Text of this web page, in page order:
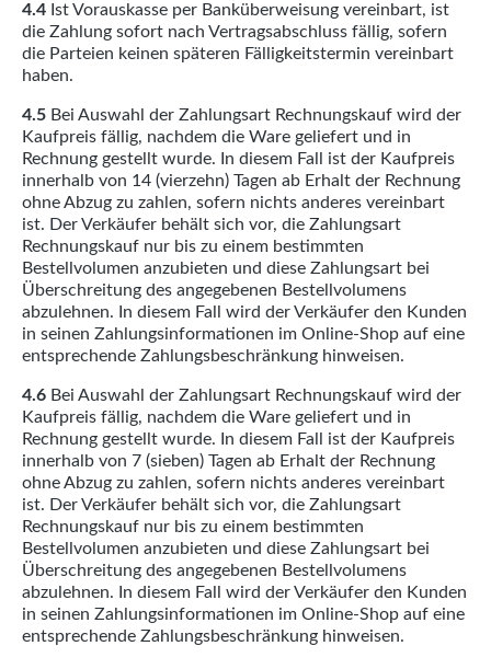
4.4 Ist Vorauskasse per Banküberweisung vereinbart, ist
die Zahlung sofort nach Vertragsabschluss fällig, sofern
die Parteien keinen späteren Fälligkeitstermin vereinbart
haben.
4.5 Bei Auswahl der Zahlungsart Rechnungskauf wird der
Kaufpreis fällig, nachdem die Ware geliefert und in
Rechnung gestellt wurde. In diesem Fall ist der Kaufpreis
innerhalb von 14 (vierzehn) Tagen ab Erhalt der Rechnung
ohne Abzug zu zahlen, sofern nichts anderes vereinbart
ist. Der Verkäufer behält sich vor, die Zahlungsart
Rechnungskauf nur bis zu einem bestimmten
Bestellvolumen anzubieten und diese Zahlungsart bei
Überschreitung des angegebenen Bestellvolumens
abzulehnen. In diesem Fall wird der Verkäufer den Kunden
in seinen Zahlungsinformationen im Online-Shop auf eine
entsprechende Zahlungsbeschränkung hinweisen.
4.6 Bei Auswahl der Zahlungsart Rechnungskauf wird der
Kaufpreis fällig, nachdem die Ware geliefert und in
Rechnung gestellt wurde. In diesem Fall ist der Kaufpreis
innerhalb von 7 (sieben) Tagen ab Erhalt der Rechnung
ohne Abzug zu zahlen, sofern nichts anderes vereinbart
ist. Der Verkäufer behält sich vor, die Zahlungsart
Rechnungskauf nur bis zu einem bestimmten
Bestellvolumen anzubieten und diese Zahlungsart bei
Überschreitung des angegebenen Bestellvolumens
abzulehnen. In diesem Fall wird der Verkäufer den Kunden
in seinen Zahlungsinformationen im Online-Shop auf eine
entsprechende Zahlungsbeschränkung hinweisen.